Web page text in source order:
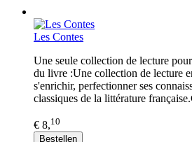
Les Contes
Une seule collection de lecture
du livre :Une collection de lecture
s'enrichir, perfectionner ses
classiques de la littérature
€ 8,10
Bestellen